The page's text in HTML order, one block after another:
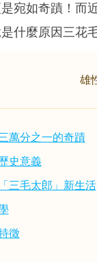
宛如奇蹟！而
什麼原因三花
雄
萬分之一的奇蹟
史意義
三毛太郎」新生活
徵